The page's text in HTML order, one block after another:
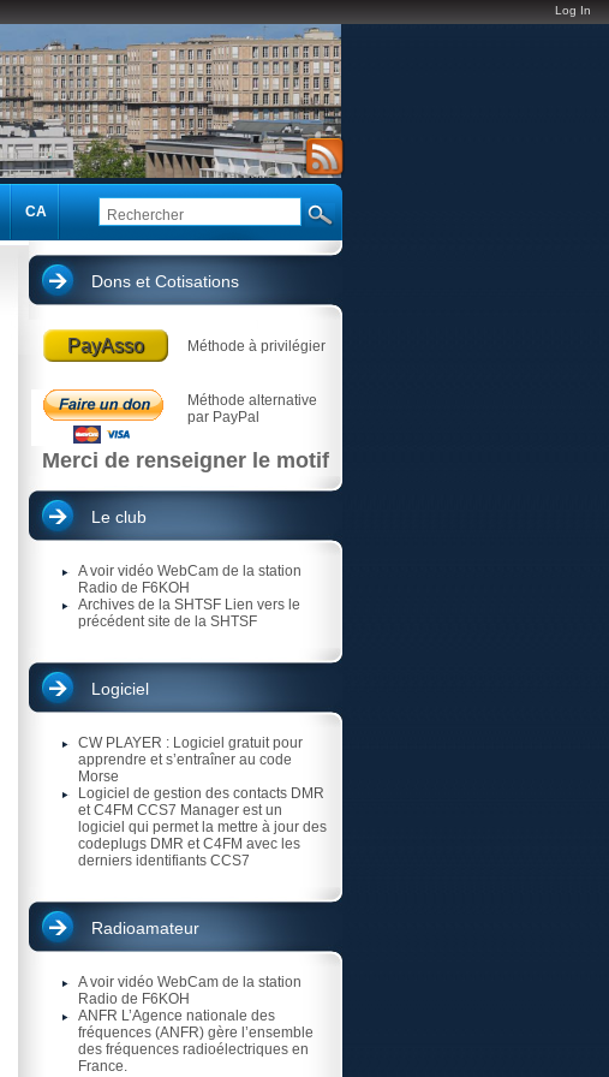
Dons et Cotisations
PayAsso Méthode à privilégier
Méthode alternative
par PayPal
Merci de renseigner le motif
Le club
A voir vidéo WebCam de la station
Radio de F6KOH
Archives de la SHTSF Lien vers le
précédent site de la SHTSF
Logiciel
CW PLAYER : Logiciel gratuit pour
apprendre et s’entraîner au code
Morse
Logiciel de gestion des contacts DMR
et C4FM CCS7 Manager est un
logiciel qui permet la mettre à jour des
codeplugs DMR et C4FM avec les
derniers identifiants CCS7
Radioamateur
A voir vidéo WebCam de la station
Radio de F6KOH
ANFR L’Agence nationale des
fréquences (ANFR) gère l’ensemble
des fréquences radioélectriques en
France.
CA
Log In